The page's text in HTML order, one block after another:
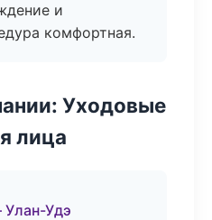
и
комфортная.
Уходовые
лица
Улан-Удэ